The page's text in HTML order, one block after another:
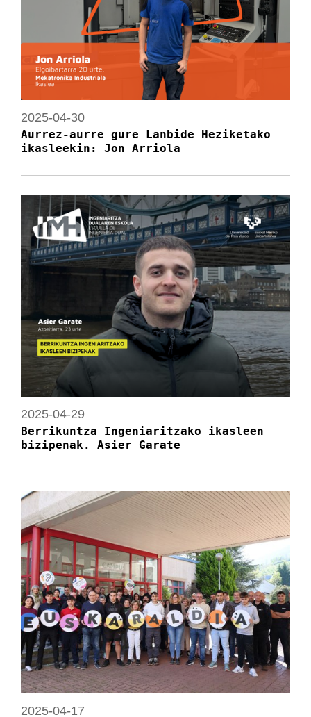
2025-04-30
Aurrez-aurre gure Lanbide Heziketako
ikasleekin: Jon Arriola
2025-04-29
Berrikuntza Ingeniaritzako ikasleen
bizipenak. Asier Garate
2025-04-17